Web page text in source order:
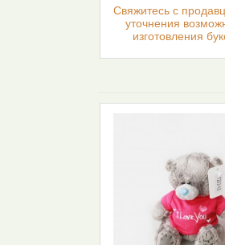
Cвяжитесь с
уточнения
изготовления